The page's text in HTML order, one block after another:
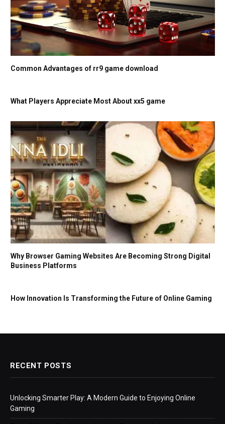
Common Advantages of rr9 game download
What Players Appreciate Most About xx5 game
Why Browser Gaming Websites Are Becoming Strong Digital
Business Platforms
How Innovation Is Transforming the Future of Online Gaming
RECENT POSTS
Unlocking Smarter Play: A Modern Guide to Enjoying Online
Gaming